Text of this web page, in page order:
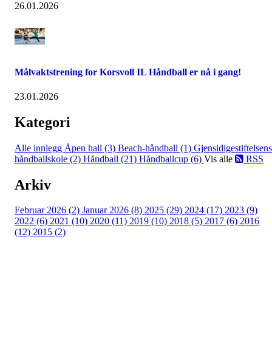
26.01.2026
Målvaktstrening for Korsvoll IL Håndball er nå i gang!
23.01.2026
Kategori
Alle innlegg Åpen hall (3) Beach-håndball (1) Gjensidigestiftelsens
håndballskole (2) Håndball (21) Håndballcup (6) Vis alle RSS
Arkiv
Februar 2026 (2) Januar 2026 (8) 2025 (29) 2024 (17) 2023 (9)
2022 (6) 2021 (10) 2020 (11) 2019 (10) 2018 (5) 2017 (6) 2016
(12) 2015 (2)